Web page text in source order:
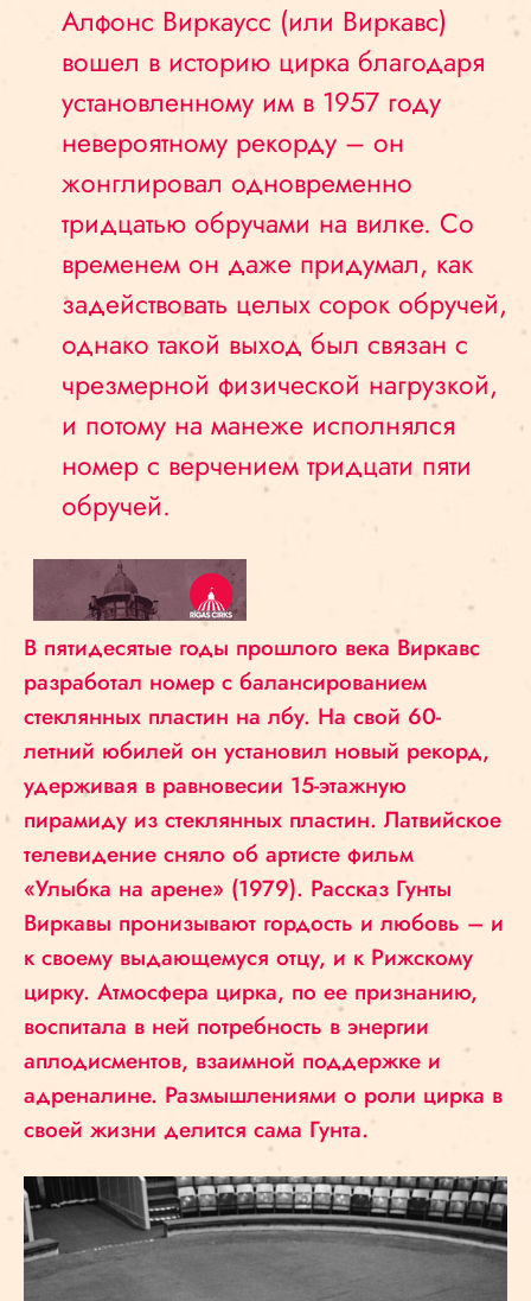
Алфонс Виркаусс (или Виркавс)
вошел в историю цирка благодаря
установленному им в 1957 году
невероятному рекорду – он
жонглировал одновременно
тридцатью обручами на вилке. Со
временем он даже придумал, как
задействовать целых сорок обручей,
однако такой выход был связан с
чрезмерной физической нагрузкой,
и потому на манеже исполнялся
номер с верчением тридцати пяти
обручей.
В пятидесятые годы прошлого века Виркавс
разработал номер с балансированием
стеклянных пластин на лбу. На свой 60-
летний юбилей он установил новый рекорд,
удерживая в равновесии 15-этажную
пирамиду из стеклянных пластин. Латвийское
телевидение сняло об артисте фильм
«Улыбка на арене» (1979). Рассказ Гунты
Виркавы пронизывают гордость и любовь – и
к своему выдающемуся отцу, и к Рижскому
цирку. Атмосфера цирка, по ее признанию,
воспитала в ней потребность в энергии
аплодисментов, взаимной поддержке и
адреналине. Размышлениями о роли цирка в
своей жизни делится сама Гунта.